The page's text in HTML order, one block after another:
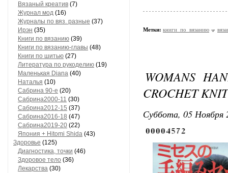
Вязаный креатив (7)
Журнал мод (16)
Журналы по вяз. разные (37)
Ирэн (35)
Книги по вязанию (39)
Книги по вязанию-главы (48)
Книги по шитью (27)
Литература по рукоделию (19)
Маленькая Diana (40)
Наталья (10)
Сaбринa 90-е (20)
Сaбринa2000-11 (30)
Сaбринa2012-15 (37)
Сaбринa2016-18 (47)
Сaбринa2019-20 (22)
Япония + Hitomi Shida (43)
Здоровье (125)
Диагностика, точки (46)
Здоровое тело (36)
Лекарства (30)
Метки: книги_по_вязанию
WOMANS
CROCHET
Суббота, 05 Ноября